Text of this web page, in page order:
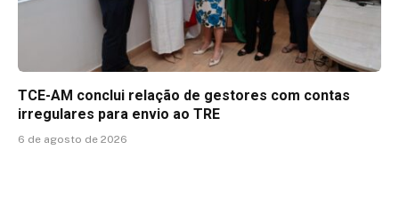
TCE-AM conclui relação de gestores com contas
irregulares para envio ao TRE
6 de agosto de 2026